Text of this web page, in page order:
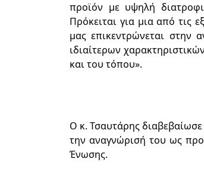
προϊόν με υψηλή
Πρόκειται για μια από τις
μας επικεντρώνεται στην
ιδιαίτερων
και του τόπου».
Ο κ. Τσαυτάρης
την αναγνώρισή του ως
Ένωσης.